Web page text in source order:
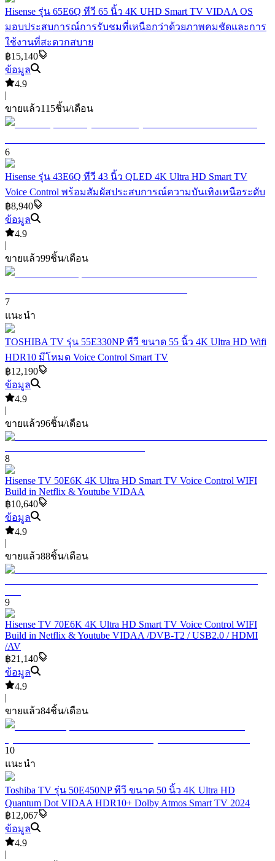
Hisense รุ่น 65E6Q ทีวี 65 นิ้ว 4K UHD Smart TV VIDAA OS
มอบประสบการณ์การรับชมที่เหนือกว่าด้วยภาพคมชัดและการ
ใช้งานที่สะดวกสบาย
฿15,140
ข้อมูล
4.9
|
ขายแล้ว115ชิ้น/เดือน
6
Hisense รุ่น 43E6Q ทีวี 43 นิ้ว QLED 4K Ultra HD Smart TV
Voice Control พร้อมสัมผัสประสบการณ์ความบันเทิงเหนือระดับ
฿8,940
ข้อมูล
4.9
|
ขายแล้ว99ชิ้น/เดือน
7
แนะนำ
TOSHIBA TV รุ่น 55E330NP ทีวี ขนาด 55 นิ้ว 4K Ultra HD Wifi
HDR10 มีโหมด Voice Control Smart TV
฿12,190
ข้อมูล
4.9
|
ขายแล้ว96ชิ้น/เดือน
8
Hisense TV 50E6K 4K Ultra HD Smart TV Voice Control WIFI
Build in Netflix & Youtube VIDAA
฿10,640
ข้อมูล
4.9
|
ขายแล้ว88ชิ้น/เดือน
9
Hisense TV 70E6K 4K Ultra HD Smart TV Voice Control WIFI
Build in Netflix & Youtube VIDAA /DVB-T2 / USB2.0 / HDMI
/AV
฿21,140
ข้อมูล
4.9
|
ขายแล้ว84ชิ้น/เดือน
10
แนะนำ
Toshiba TV รุ่น 50E450NP ทีวี ขนาด 50 นิ้ว 4K Ultra HD
Quantum Dot VIDAA HDR10+ Dolby Atmos Smart TV 2024
฿12,067
ข้อมูล
4.9
|